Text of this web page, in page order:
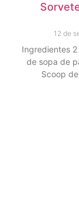
12 de
Ingredientes
de sopa de
Scoop